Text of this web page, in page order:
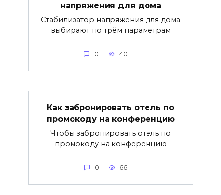
напряжения для дома
Стабилизатор напряжения для дома
выбирают по трём параметрам
0 40
Как забронировать отель по
промокоду на конференцию
Чтобы забронировать отель по
промокоду на конференцию
0 66